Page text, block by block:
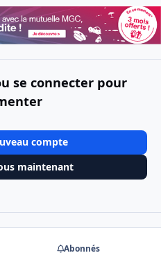
se connecter pour
compte
maintenant
Abonnés